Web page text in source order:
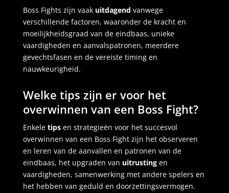
Boss Fights zijn vaak uitdagend vanwege
verschillende factoren, waaronder de kracht en
moeilijkheidsgraad van de eindbaas, unieke
vaardigheden en aanvalspatronen, meerdere
gevechtsfasen en de vereiste timing en
nauwkeurigheid.
Welke tips zijn er voor het
overwinnen van een Boss Fight?
Enkele tipsen strategieën voor het succesvol
overwinnen van een Boss Fight zijn het observeren
en leren van de aanvallen en patronen van de
eindbaas, het upgraden van uitrustingen
vaardigheden, samenwerking met andere spelers en
het hebben van geduld en doorzettingsvermogen.